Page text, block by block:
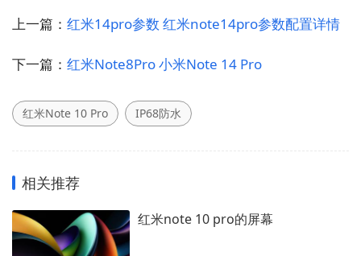
上一篇： 红米14pro参数 红米note14pro参数配置详情
下一篇： 红米Note8Pro 小米Note 14 Pro
红米Note 10 Pro IP68防水
相关推荐
红米note 10 pro的屏幕